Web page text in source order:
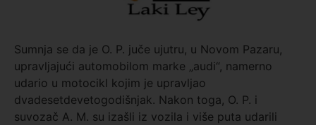
Sumnja se da je O. P. juče ujutru, u Novom Pazaru,
upravljajući automobilom marke „audi“, namerno
udario u motocikl kojim je upravljao
dvadesetdevetogodišnjak. Nakon toga, O. P. i
suvozač A. M. su izašli iz vozila i više puta udarili